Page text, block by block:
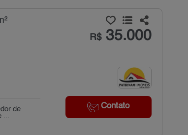
R$35.000
Contato
de